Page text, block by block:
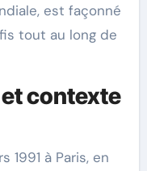
est façonné
tout au long de
contexte
1991 à Paris, en